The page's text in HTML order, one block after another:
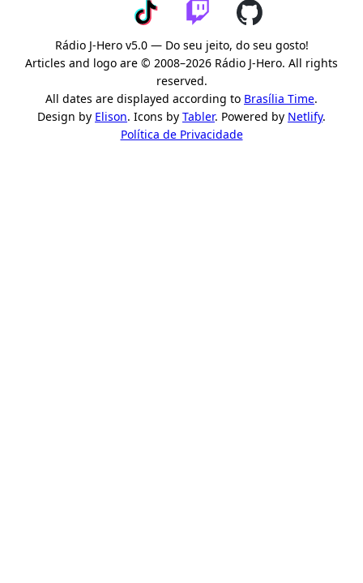
Rádio J-Hero v5.0 — Do seu jeito, do seu gosto!
Articles and logo are © 2008–2026 Rádio J-Hero. All rights
reserved.
All dates are displayed according to Brasília Time.
Design by Elison. Icons by Tabler. Powered by Netlify.
Política de Privacidade